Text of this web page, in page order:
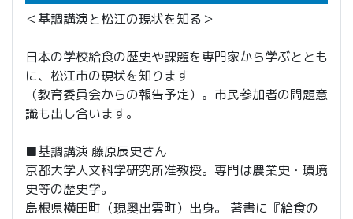
＜基調講演と松江の現状を知る＞
日本の学校給食の歴史や課題を専門家から学ぶととも
に、松江市の現状を知ります
（教育委員会からの報告予定）。市民参加者の問題意
識も出し合います。
■基調講演 藤原辰史さん
京都大学人文科学研究所准教授。専門は農業史・環境
史等の歴史学。
島根県横田町（現奥出雲町）出身。 著書に『給食の